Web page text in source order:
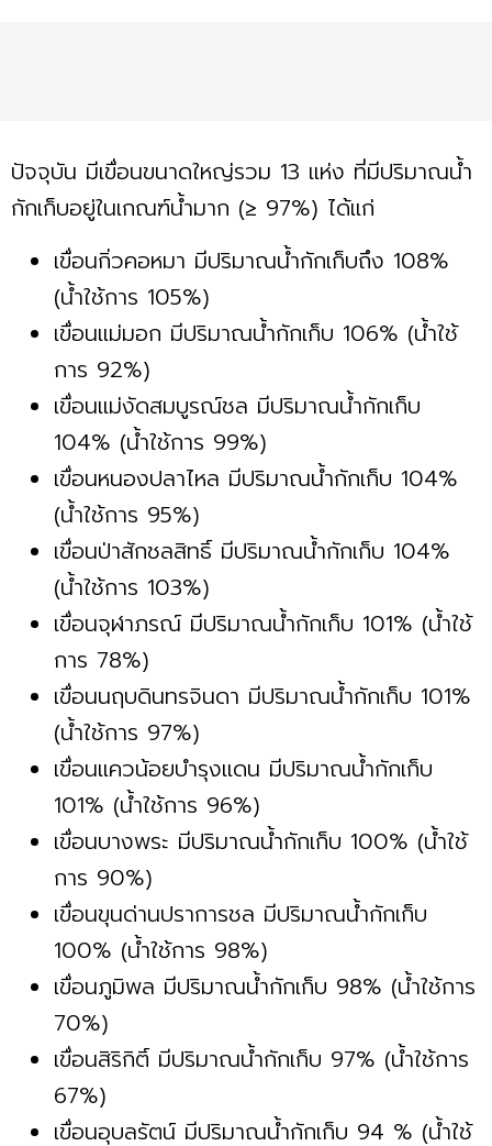
ปัจจุบัน มีเขื่อนขนาดใหญ่รวม 13 แห่ง ที่มีปริมาณน้ำ
กักเก็บอยู่ในเกณฑ์น้ำมาก (≥ 97%) ได้แก่
เขื่อนกิ่วคอหมา มีปริมาณน้ำกักเก็บถึง 108%
(น้ำใช้การ 105%)
เขื่อนแม่มอก มีปริมาณน้ำกักเก็บ 106% (น้ำใช้
การ 92%)
เขื่อนแม่งัดสมบูรณ์ชล มีปริมาณน้ำกักเก็บ
104% (น้ำใช้การ 99%)
เขื่อนหนองปลาไหล มีปริมาณน้ำกักเก็บ 104%
(น้ำใช้การ 95%)
เขื่อนป่าสักชลสิทธิ์ มีปริมาณน้ำกักเก็บ 104%
(น้ำใช้การ 103%)
เขื่อนจุฬาภรณ์ มีปริมาณน้ำกักเก็บ 101% (น้ำใช้
การ 78%)
เขื่อนนฤบดินทรจินดา มีปริมาณน้ำกักเก็บ 101%
(น้ำใช้การ 97%)
เขื่อนแควน้อยบำรุงแดน มีปริมาณน้ำกักเก็บ
101% (น้ำใช้การ 96%)
เขื่อนบางพระ มีปริมาณน้ำกักเก็บ 100% (น้ำใช้
การ 90%)
เขื่อนขุนด่านปราการชล มีปริมาณน้ำกักเก็บ
100% (น้ำใช้การ 98%)
เขื่อนภูมิพล มีปริมาณน้ำกักเก็บ 98% (น้ำใช้การ
70%)
เขื่อนสิริกิติ์ มีปริมาณน้ำกักเก็บ 97% (น้ำใช้การ
67%)
เขื่อนอุบลรัตน์ มีปริมาณน้ำกักเก็บ 94 % (น้ำใช้